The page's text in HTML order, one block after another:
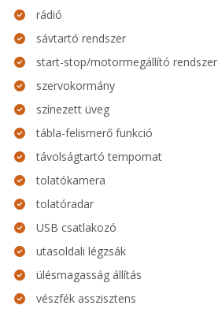
rádió
sávtartó rendszer
start-stop/motormegállító rendszer
szervokormány
színezett üveg
tábla-felismerő funkció
távolságtartó tempomat
tolatókamera
tolatóradar
USB csatlakozó
utasoldali légzsák
ülésmagasság állítás
vészfék asszisztens